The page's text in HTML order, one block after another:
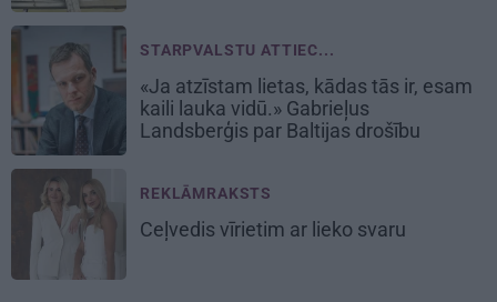
STARPVALSTU ATTIEC...
«Ja atzīstam lietas, kādas tās ir, esam
kaili lauka vidū.» Gabrieļus
Landsberģis par Baltijas drošību
REKLĀMRAKSTS
Ceļvedis vīrietim ar lieko svaru